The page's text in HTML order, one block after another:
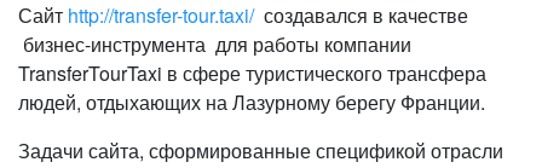
Сайт http://transfer-tour.taxi/создавался в качестве
бизнес-инструмента для работы компании
TransferTourTaxi в сфере туристического трансфера
людей, отдыхающих на Лазурному берегу Франции.
Задачи сайта, сформированные спецификой отрасли